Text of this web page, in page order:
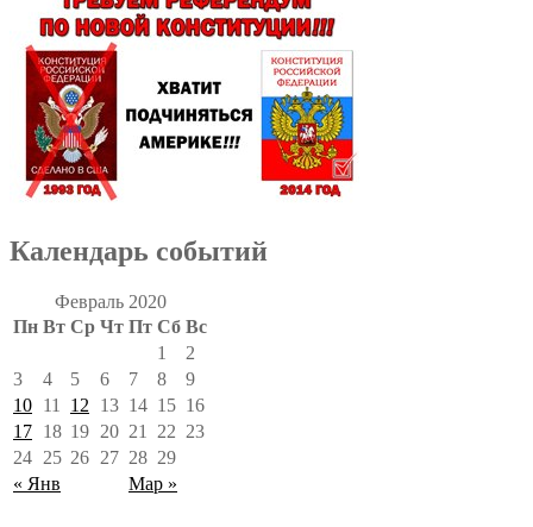
Календарь событий
Февраль 2020
Пн Вт Ср Чт Пт Сб Вс
« Янв Мар »
1
2
3
4 5 6 7 8
9
10 11 12 13 14 15 16
17 18 19 20 21 22 23
24 25 26 27 28 29